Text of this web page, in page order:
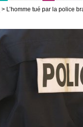
> L’homme tué par la police